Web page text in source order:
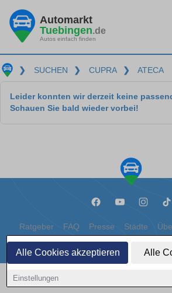
Alle Cookies akzeptieren Alle
Einstellungen
Automarkt
Tuebingen.de
Autos einfach finden
❯ SUCHEN ❯ CUPRA ❯ ATECA
Leider konnten wir derzeit keine
Schauen Sie bald wieder vorbei!
Ratgeber FAQ Presse Städte
Datenschutz Cookies
Copyright © 2000 - 2026 | 1A Infosysteme GmbH |